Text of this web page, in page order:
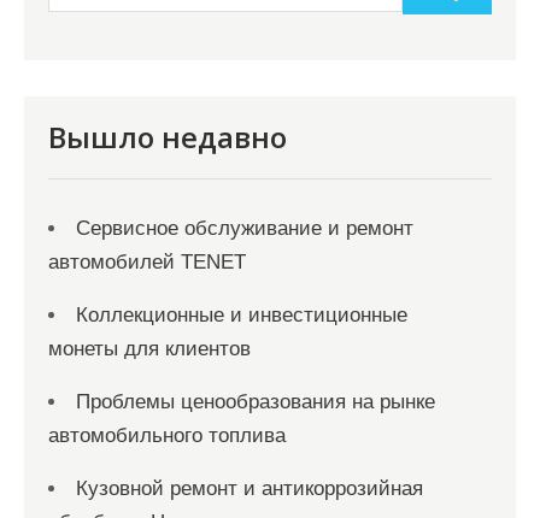
м
Вышло недавно
Сервисное обслуживание и ремонт
автомобилей TENET
Коллекционные и инвестиционные
монеты для клиентов
Проблемы ценообразования на рынке
автомобильного топлива
Кузовной ремонт и антикоррозийная